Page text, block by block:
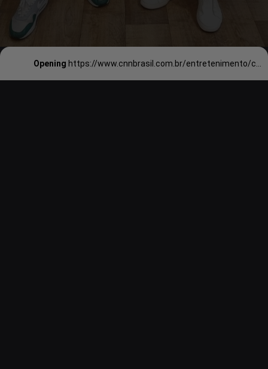
Opening https://www.cnnbrasil.com.br/entretenimento/conheca-10-atores-de-hollywood-que-tem-sangue-brasileiro/